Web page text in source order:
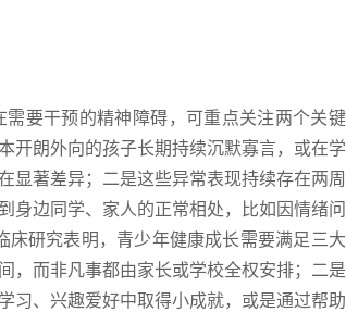
要干预的精神障碍，可重点关注两个关
开朗外向的孩子长期持续沉默寡言，或在
显著差异；二是这些异常表现持续存在两
身边同学、家人的正常相处，比如因情绪
研究表明，青少年健康成长需要满足三
，而非凡事都由家长或学校全权安排；二
习、兴趣爱好中取得小成就，或是通过帮